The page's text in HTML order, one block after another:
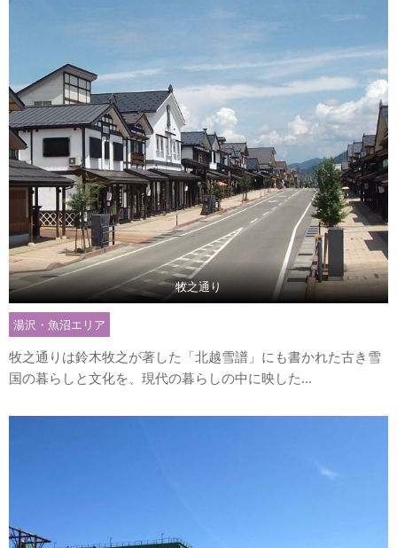
牧之通り
湯沢・魚沼エリア
牧之通りは鈴木牧之が著した「北越雪譜」にも書かれた古き雪
国の暮らしと文化を、現代の暮らしの中に映した...